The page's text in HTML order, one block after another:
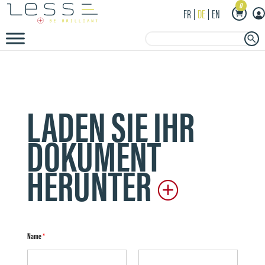
FR DE EN 0
Search Button
LADEN SIE IHR
DOKUMENT
HERUNTER
Name*